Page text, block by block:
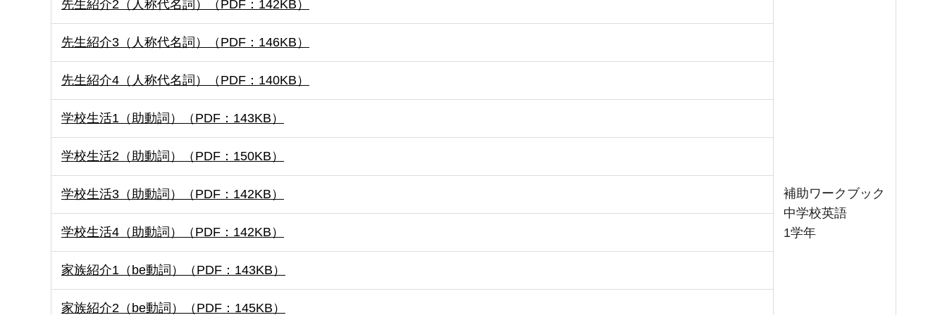
補助ワークブック
中学校英語
1学年
先生紹介2（人称代名詞）（PDF：142KB）
先生紹介3（人称代名詞）（PDF：146KB）
先生紹介4（人称代名詞）（PDF：140KB）
学校生活1（助動詞）（PDF：143KB）
学校生活2（助動詞）（PDF：150KB）
学校生活3（助動詞）（PDF：142KB）
学校生活4（助動詞）（PDF：142KB）
家族紹介1（be動詞）（PDF：143KB）
家族紹介2（be動詞）（PDF：145KB）